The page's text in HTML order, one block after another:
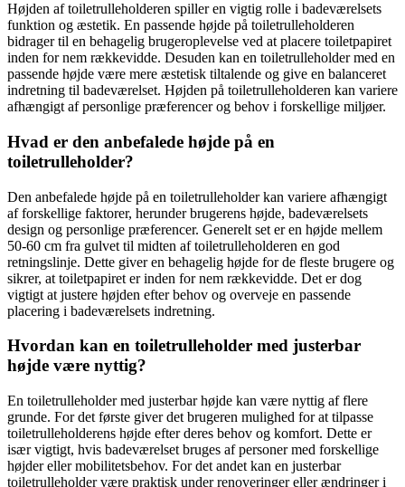
Højden af toiletrulleholderen spiller en vigtig rolle i badeværelsets
funktion og æstetik. En passende højde på toiletrulleholderen
bidrager til en behagelig brugeroplevelse ved at placere toiletpapiret
inden for nem rækkevidde. Desuden kan en toiletrulleholder med en
passende højde være mere æstetisk tiltalende og give en balanceret
indretning til badeværelset. Højden på toiletrulleholderen kan variere
afhængigt af personlige præferencer og behov i forskellige miljøer.
Hvad er den anbefalede højde på en
toiletrulleholder?
Den anbefalede højde på en toiletrulleholder kan variere afhængigt
af forskellige faktorer, herunder brugerens højde, badeværelsets
design og personlige præferencer. Generelt set er en højde mellem
50-60 cm fra gulvet til midten af toiletrulleholderen en god
retningslinje. Dette giver en behagelig højde for de fleste brugere og
sikrer, at toiletpapiret er inden for nem rækkevidde. Det er dog
vigtigt at justere højden efter behov og overveje en passende
placering i badeværelsets indretning.
Hvordan kan en toiletrulleholder med justerbar
højde være nyttig?
En toiletrulleholder med justerbar højde kan være nyttig af flere
grunde. For det første giver det brugeren mulighed for at tilpasse
toiletrulleholderens højde efter deres behov og komfort. Dette er
især vigtigt, hvis badeværelset bruges af personer med forskellige
højder eller mobilitetsbehov. For det andet kan en justerbar
toiletrulleholder være praktisk under renoveringer eller ændringer i